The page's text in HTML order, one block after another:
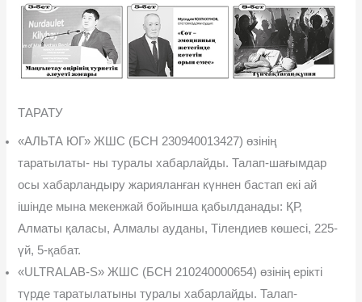
ТАРАТУ
«АЛЬТА ЮГ» ЖШС (БСН 230940013427) өзінің
таратылаты- ны туралы хабарлайды. Талап-шағымдар
осы хабарландыру жа­рияланған күннен бастап екі ай
ішінде мына мекенжай бойынша қабылданады: ҚР,
Алматы қаласы, Алмалы ауданы, Тілендиев көшесі, 225-
үй, 5-қабат.
«ULTRALAB-S» ЖШС (БСН 210240000654) өзінің ерікті
түрде таратылатыны туралы хабарлайды. Талап-